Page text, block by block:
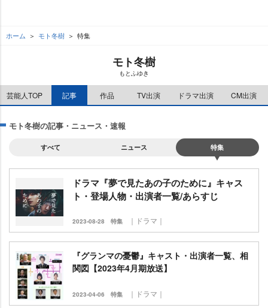
ホーム モト冬樹 特集
モト冬樹
もとふゆき
芸能人TOP 記事 作品 TV出演 ドラマ出演 CM出演
モト冬樹の記事・ニュース・速報
すべて ニュース 特集
ドラマ『夢で見たあの子のために』キャス
ト・登場人物・出演者一覧/あらすじ
2023-08-28 特集 ｜ドラマ｜
『グランマの憂鬱』キャスト・出演者一覧、相
関図【2023年4月期放送】
2023-04-06 特集 ｜ドラマ｜